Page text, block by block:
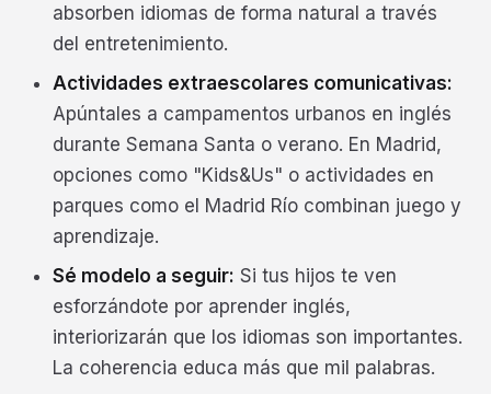
absorben idiomas de forma natural a través
del entretenimiento.
Actividades extraescolares comunicativas:
Apúntales a campamentos urbanos en inglés
durante Semana Santa o verano. En Madrid,
opciones como "Kids&Us" o actividades en
parques como el Madrid Río combinan juego y
aprendizaje.
Sé modelo a seguir: Si tus hijos te ven
esforzándote por aprender inglés,
interiorizarán que los idiomas son importantes.
La coherencia educa más que mil palabras.